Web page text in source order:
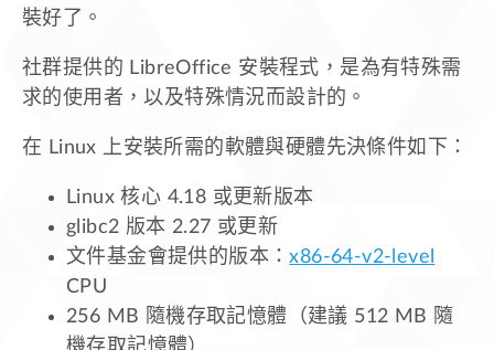
裝好了。
社群提供的 LibreOffice 安裝程式，是為有特殊需
求的使用者，以及特殊情況而設計的。
在 Linux 上安裝所需的軟體與硬體先決條件如下：
Linux 核心 4.18 或更新版本
glibc2 版本 2.27 或更新
文件基金會提供的版本：x86-64-v2-level
CPU
256 MB 隨機存取記憶體（建議 512 MB 隨